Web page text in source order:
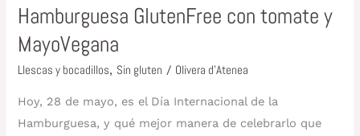
Hamburguesa GlutenFree con tomate y
MayoVegana
Llescas y bocadillos, Sin gluten / Olivera d'Atenea
Hoy, 28 de mayo, es el Día Internacional de la
Hamburguesa, y qué mejor manera de celebrarlo que